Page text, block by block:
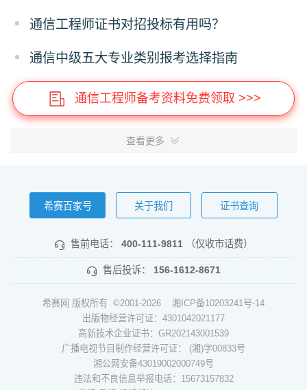
通信工程师证书对招投标有用吗？
通信中级五大专业类别报考选择指南
通信工程师备考资料免费领取 >>>
查看更多
希赛百家号 关于我们 证书查询
售前电话： 400-111-9811 （仅收市话费）
售后投诉： 156-1612-8671
希赛网 版权所有 ©2001-2026 湘ICP备10203241号-14
出版物经营许可证：4301042021177
高新技术企业证书：GR202143001539
广播电视节目制作经营许可证： (湘)字00833号
湘公网安备43019002000749号
违法和不良信息举报电话：15673157832